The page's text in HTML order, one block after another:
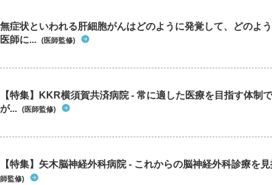
無症状といわれる肝細胞がんはどのように発覚して、どのよ
医師に... (医師監修)
【特集】KKR横須賀共済病院 - 常に適した医療を目指す体制
が... (医師監修)
【特集】矢木脳神経外科病院 - これからの脳神経外科診療を
師監修)